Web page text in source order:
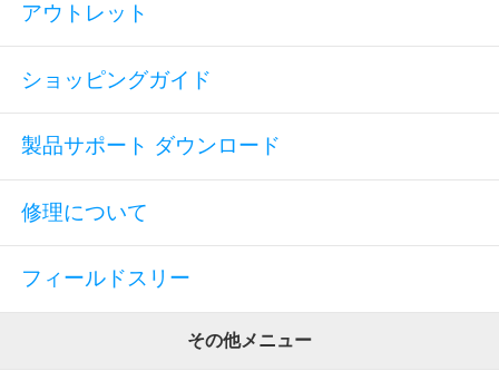
アウトレット
ショッピングガイド
製品サポート ダウンロード
修理について
フィールドスリー
その他メニュー